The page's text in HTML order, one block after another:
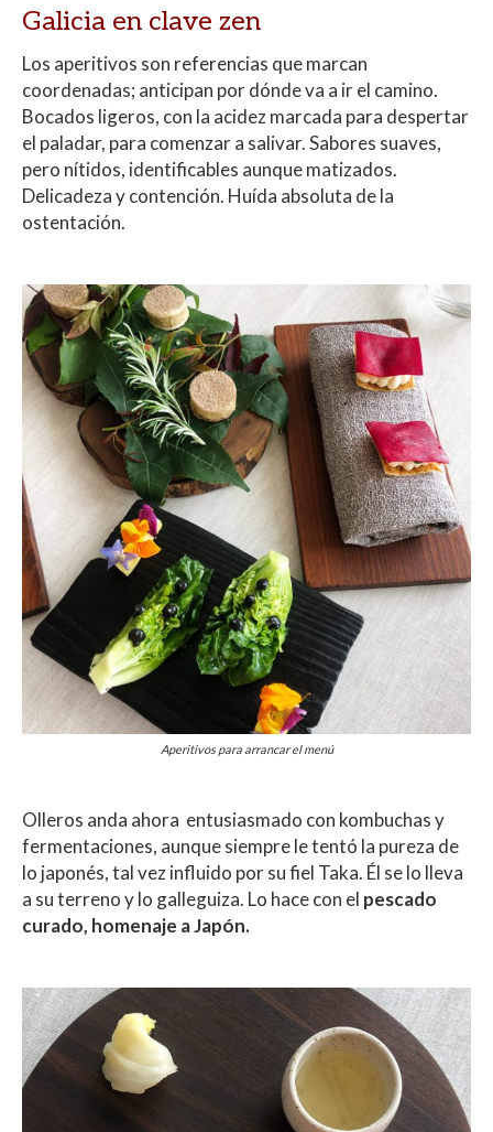
Galicia en clave zen
Los aperitivos son referencias que marcan
coordenadas; anticipan por dónde va a ir el camino.
Bocados ligeros, con la acidez marcada para despertar
el paladar, para comenzar a salivar. Sabores suaves,
pero nítidos, identificables aunque matizados.
Delicadeza y contención. Huída absoluta de la
ostentación.
Aperitivos para arrancar el menú
Olleros anda ahora entusiasmado con kombuchas y
fermentaciones, aunque siempre le tentó la pureza de
lo japonés, tal vez influido por su fiel Taka. Él se lo lleva
a su terreno y lo galleguiza. Lo hace con el pescado
curado, homenaje a Japón.